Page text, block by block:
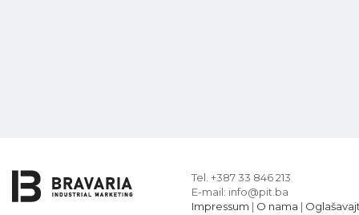
Tel. +387 33 846 213
E-mail: info@pit.ba
Impressum | O nama |